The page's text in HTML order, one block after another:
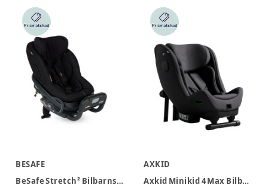
BESAFE
BeSafe Stretch² Bilbarnstol - Fresh Black Cab
AXKID
Axkid Minikid 4 Max Bilbarnstol - Arctic Mist Grey